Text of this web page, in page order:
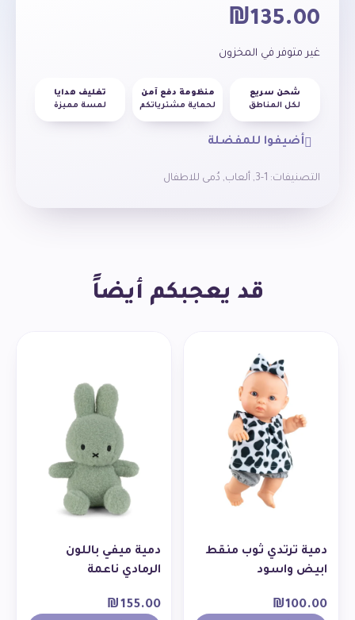
₪135.00
غير متوفر في المخزون
شحن سريع
لكل المناطق
منظومة دفع آمن
لحماية مشترياتكم
تغليف هدايا
لمسة مميزة
أضيفوا للمفضلة
التصنيفات: 1-3
, ألعاب, دُمى للاطفال
قد يعجبكم أيضاً
دمية ترتدي ثوب منقط
ابيض واسود
₪100.00
دمية ميفي باللون
الرمادي ناعمة
₪155.00